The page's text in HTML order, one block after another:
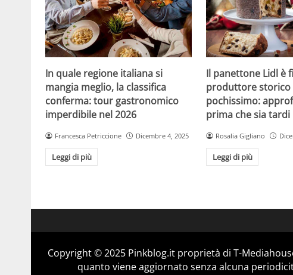
In quale regione italiana si
mangia meglio, la classifica
conferma: tour gastronomico
imperdibile nel 2026
Francesca Petriccione Dicembre 4, 2025
Leggi di più
Il panettone Lidl è
produttore storico
pochissimo:
prima che sia tardi
Rosalia Gigliano
Leggi di più
Copyright © 2025 Pinkblog.it proprietà di T-
quanto viene aggiornato senza alcuna